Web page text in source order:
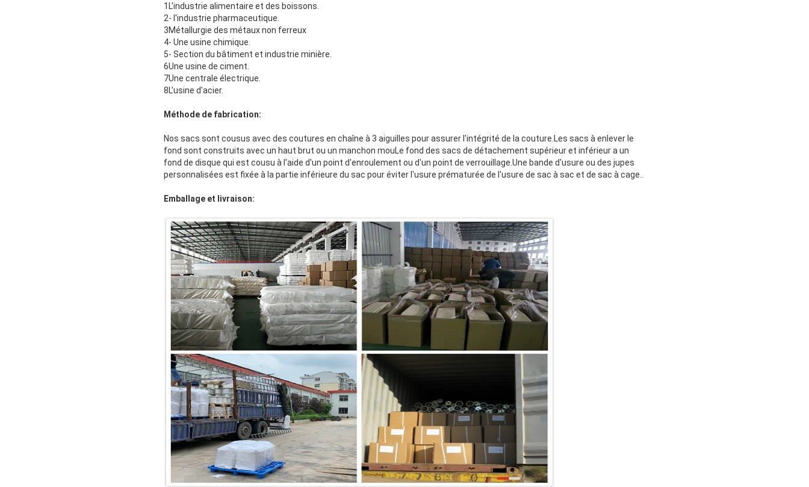
1L'industrie alimentaire et des boissons.
2- l'industrie pharmaceutique.
3Métallurgie des métaux non ferreux
4- Une usine chimique.
5- Section du bâtiment et industrie minière.
6Une usine de ciment.
7Une centrale électrique.
8L'usine d'acier.
Méthode de fabrication:
Nos sacs sont cousus avec des coutures en chaîne à 3 aiguilles pour assurer l'intégrité de la couture.Les sacs à enlever le
fond sont construits avec un haut brut ou un manchon mouLe fond des sacs de détachement supérieur et inférieur a un
fond de disque qui est cousu à l'aide d'un point d'enroulement ou d'un point de verrouillage.Une bande d'usure ou des jupes
personnalisées est fixée à la partie inférieure du sac pour éviter l'usure prématurée de l'usure de sac à sac et de sac à cage..
Emballage et livraison: